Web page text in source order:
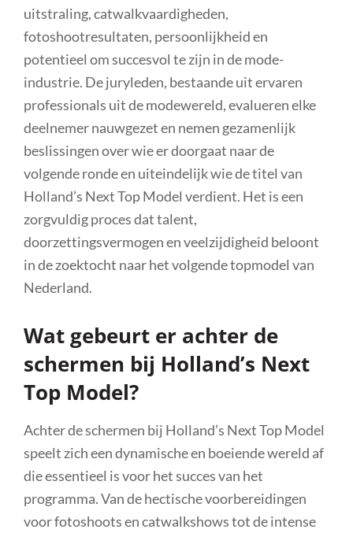
uitstraling, catwalkvaardigheden,
fotoshootresultaten, persoonlijkheid en
potentieel om succesvol te zijn in de mode-
industrie. De juryleden, bestaande uit ervaren
professionals uit de modewereld, evalueren elke
deelnemer nauwgezet en nemen gezamenlijk
beslissingen over wie er doorgaat naar de
volgende ronde en uiteindelijk wie de titel van
Holland’s Next Top Model verdient. Het is een
zorgvuldig proces dat talent,
doorzettingsvermogen en veelzijdigheid beloont
in de zoektocht naar het volgende topmodel van
Nederland.
Wat gebeurt er achter de
schermen bij Holland’s Next
Top Model?
Achter de schermen bij Holland’s Next Top Model
speelt zich een dynamische en boeiende wereld af
die essentieel is voor het succes van het
programma. Van de hectische voorbereidingen
voor fotoshoots en catwalkshows tot de intense